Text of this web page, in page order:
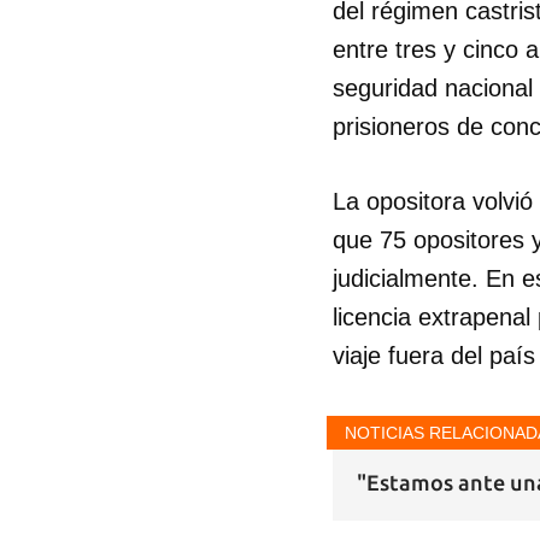
del régimen
entre tres y cinco
seguridad
prisioneros de
La opositora
que 75 opositores
judicialmente. En
licencia
viaje fuera del
NOTICIAS
"Estamos ante